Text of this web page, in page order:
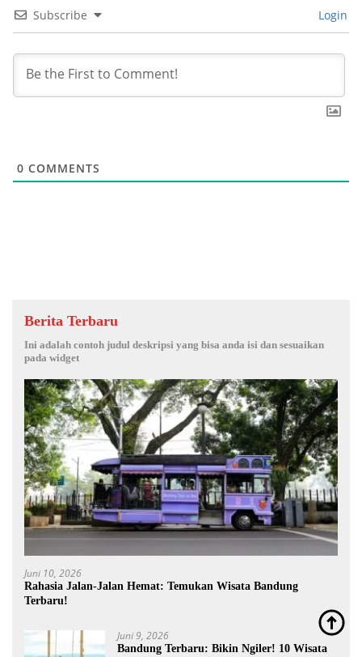
Subscribe Login
0 COMMENTS
Berita Terbaru
Ini adalah contoh judul deskripsi yang bisa anda isi dan sesuaikan
pada widget
Juni 10, 2026
Rahasia Jalan-Jalan Hemat: Temukan Wisata Bandung
Terbaru!
Juni 9, 2026
Bandung Terbaru: Bikin Ngiler! 10 Wisata